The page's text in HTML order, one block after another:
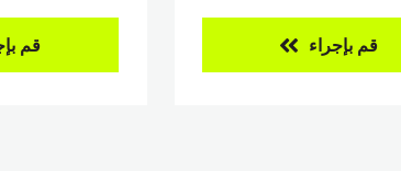
قم بإجراء قم